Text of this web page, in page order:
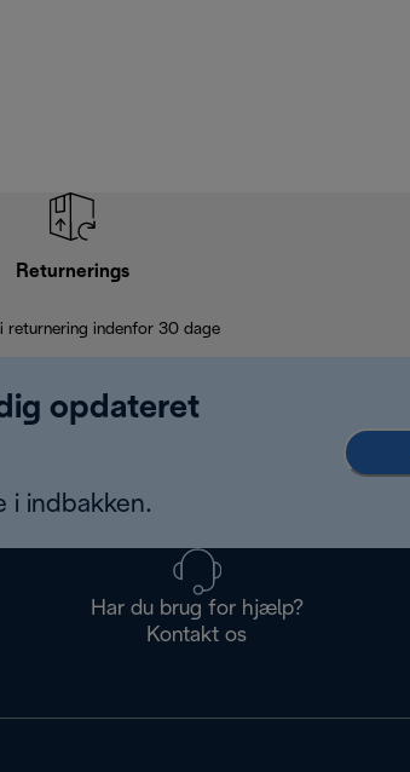
Returnerings
returnering indenfor 30 dage
opdateret
i indbakken.
Har du brug for hjælp?
Kontakt os